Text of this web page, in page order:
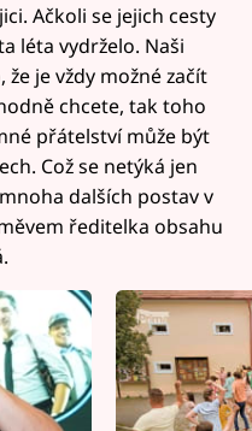
Ačkoli se jejich cesty
léta vydrželo. Naši
je vždy možné začít
chcete, tak toho
přátelství může být
Což se netýká jen
dalších postav v
ředitelka obsahu